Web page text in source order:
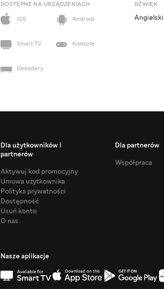
DOSTĘPNE NA URZĄDZENIACH
iOS
Android
Smart TV Konsole
Dekodery
DŹWIĘK
Angielski
Dla użytkowników i
partnerów
Aktywuj kod promocyjny
Umowa użytkownika
Polityka prywatności
Dostępność
Usuń konto
O nas
Dla partnerów
Współpraca
Nasze aplikacje